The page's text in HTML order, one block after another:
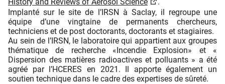
Implanté sur le site de l’IRSN à Saclay, il regroupe une
équipe d’une vingtaine de permanents chercheurs,
techniciens et de post doctorants, doctorants et stagiaires.
Au sein de l’IRSN, le laboratoire qui appartient aux groupes
thématique de recherche «Incendie Explosion» et «
Dispersion des matières radioactives et polluants » a été
agréé par l’HCERES en 2021. Il apporte également un
soutien technique dans le cadre des expertises de sûreté.